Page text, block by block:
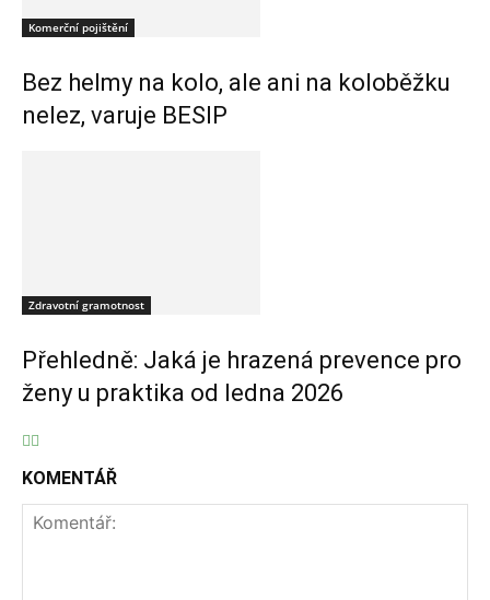
Komerční pojištění
Bez helmy na kolo, ale ani na koloběžku
nelez, varuje BESIP
Zdravotní gramotnost
Přehledně: Jaká je hrazená prevence pro
ženy u praktika od ledna 2026
KOMENTÁŘ